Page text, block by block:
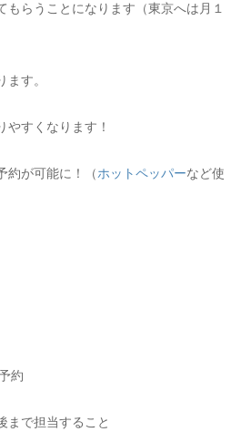
もらうことになります（東京へは月１
ます。
やすくなります！
約が可能に！（ホットペッパーなど使
約
まで担当すること